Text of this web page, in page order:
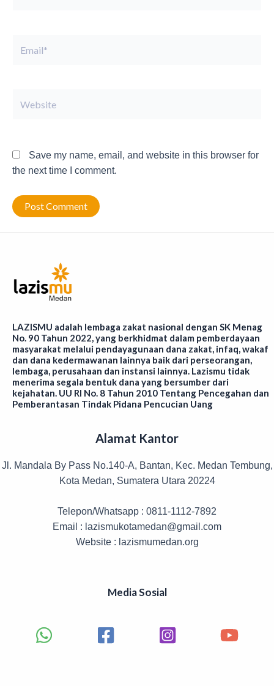
Save my name, email, and website in this browser for
the next time I comment.
LAZISMU adalah lembaga zakat nasional dengan SK Menag
No. 90 Tahun 2022, yang berkhidmat dalam pemberdayaan
masyarakat melalui pendayagunaan dana zakat, infaq, wakaf
dan dana kedermawanan lainnya baik dari perseorangan,
lembaga, perusahaan dan instansi lainnya. Lazismu tidak
menerima segala bentuk dana yang bersumber dari
kejahatan. UU RI No. 8 Tahun 2010 Tentang Pencegahan dan
Pemberantasan Tindak Pidana Pencucian Uang
Alamat Kantor
Jl. Mandala By Pass No.140-A, Bantan, Kec. Medan Tembung,
Kota Medan, Sumatera Utara 20224
Telepon/Whatsapp : 0811-1112-7892
Email : lazismukotamedan@gmail.com
Website : lazismumedan.org
Media Sosial